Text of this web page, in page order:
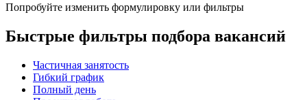
Попробуйте изменить формулировку или фильтры
Быстрые фильтры подбора вакансий
Частичная занятость
Гибкий график
Полный день